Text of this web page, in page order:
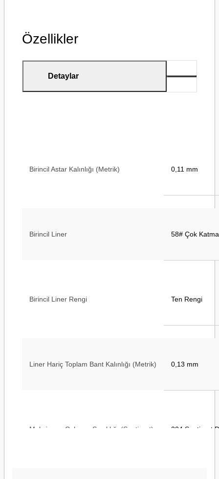
Özellikler
Detaylar
Birincil Astar Kalınlığı (Metrik) 0,11 mm
Birincil Liner 58# Çok
Birincil Liner Rengi Ten Rengi
Liner Hariç Toplam Bant Kalınlığı (Metrik) 0,13 mm
Maksimum Çalışma Sıcaklığı (Santigrat) 204 Santigrat